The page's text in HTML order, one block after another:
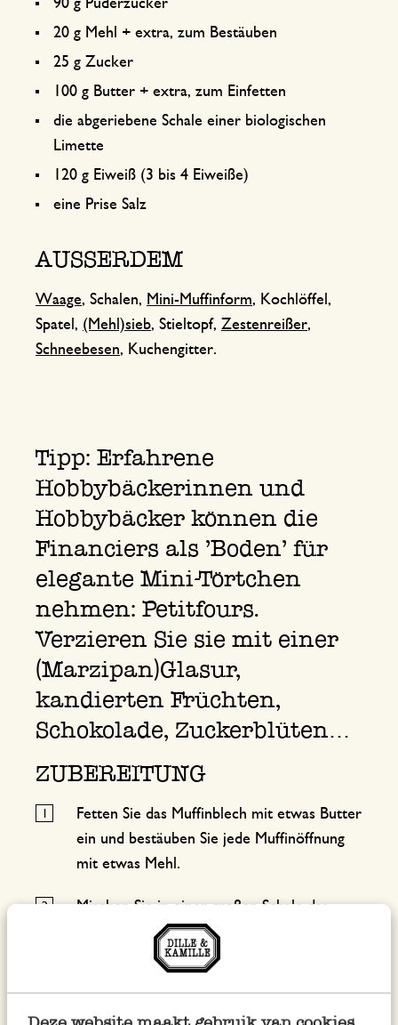
90 g Puderzucker
20 g Mehl + extra, zum Bestäuben
25 g Zucker
100 g Butter + extra, zum Einfetten
die abgeriebene Schale einer biologischen
Limette
120 g Eiweiß (3 bis 4 Eiweiße)
eine Prise Salz
AUSSERDEM
Waage, Schalen, Mini-Muffinform, Kochlöffel,
Spatel, (Mehl)sieb, Stieltopf, Zestenreißer,
Schneebesen, Kuchengitter.
Tipp: Erfahrene
Hobbybäckerinnen und
Hobbybäcker können die
Financiers als 'Boden' für
elegante Mini-Törtchen
nehmen: Petitfours.
Verzieren Sie sie mit einer
(Marzipan)Glasur,
kandierten Früchten,
Schokolade, Zuckerblüten…
ZUBEREITUNG
Fetten Sie das Muffinblech mit etwas Butter
ein und bestäuben Sie jede Muffinöffnung
mit etwas Mehl.
Mischen Sie in einer großen Schale das
Mandelmehl mit dem Puderzucker. Diese
Mischung wird 'Broyage' genannt.
Sieben Sie auch das Mehl in die Schale und